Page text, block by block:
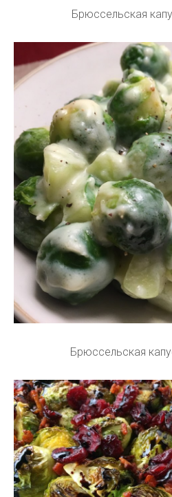
Брюссельская
Брюссельская